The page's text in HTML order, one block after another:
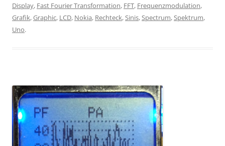
Display, Fast Fourier Transformation, FFT, Frequenzmodulation,
Grafik,Graphic, LCD, Nokia, Rechteck,Sinis,Spectrum,Spektrum,
Uno.